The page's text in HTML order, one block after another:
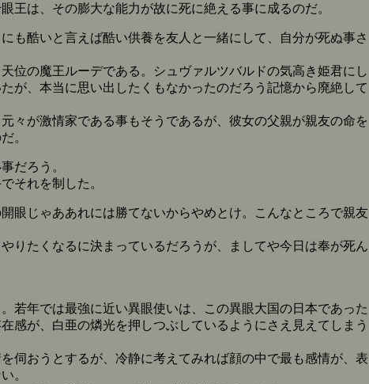
は、その膨大な能力が故に死に絶える事に成るのだ。
酷いと言えば酷い供養を友人と一緒にして、自分が死ぬ事さ
の魔王ルーデである。シュヴァルツバルドの気高き姫君にし
が、本当に思い出したくもなかったのだろう記憶から廃絶して
が激情家である事もそうであるが、彼女の父親が親友の命を
。
だろう。
それを制した。
眼じゃああれには勝てないからやめとけ。こんなところで親友
りたくなるに決まっているだろうが、ましてや今日は奉が死ん
年では最強に近い異眼使いは、この異眼大国の日本であった
感が、白亜の燐光を押しつぶしているようにさえ見えてしまう
伺おうとするが、冷静に考えてみれば顔の中で最も感情が、表
。